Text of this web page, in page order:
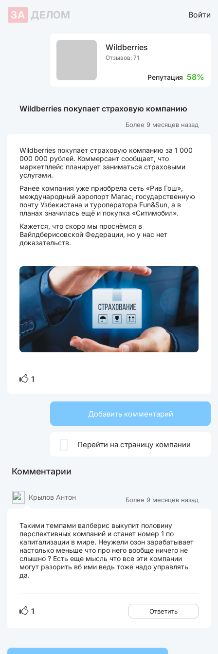
ЗА ДЕЛОМ Войти
Wildberries
Отзывов: 71
Репутация 58%
Wildberries покупает страховую компанию
Более 9 месяцев назад
Wildberries покупает страховую компанию за 1 000
000 000 рублей. Коммерсант сообщает, что
маркетплейс планирует заниматься страховыми
услугами.
Ранее компания уже приобрела сеть «Рив Гош»,
международный аэропорт Магас, государственную
почту Узбекистана и туроператора Fun&Sun, а в
планах значилась ещё и покупка «Ситимобил».
Кажется, что скоро мы проснёмся в
Вайлдберисовской Федерации, но у нас нет
доказательств.
1
Добавить комментарий
Перейти на страницу компании
Комментарии
Более 9 месяцев назад
Крылов Антон
Такими темпами валберис выкупит половину
перспективных компаний и станет номер 1 по
капитализации в мире. Неужели озон зарабатывает
настолько меньше что про него вообще ничего не
слышно ? Есть еще мысль что все эти компании
могут разорить вб ими ведь тоже надо управлять
да.
1 Ответить